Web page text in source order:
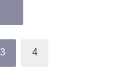
3 4